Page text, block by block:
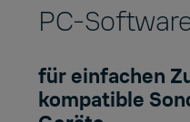
PC-
für einfachen
kompatible